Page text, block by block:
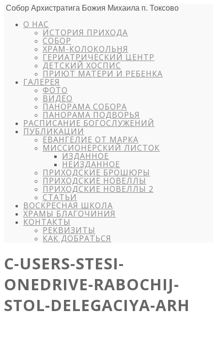
Собор Архистратига Божия Михаила п. Токсово
О НАС
ИСТОРИЯ ПРИХОДА
СОБОР
ХРАМ-КОЛОКОЛЬНЯ
ГЕРИАТРИЧЕСКИЙ ЦЕНТР
ДЕТСКИЙ ХОСПИС
ПРИЮТ МАТЕРИ И РЕБЕНКА
ГАЛЕРЕЯ
ФОТО
ВИДЕО
ПАНОРАМА СОБОРА
ПАНОРАМА ПОДВОРЬЯ
РАСПИСАНИЕ БОГОСЛУЖЕНИЙ
ПУБЛИКАЦИИ
ЕВАНГЕЛИЕ ОТ МАРКА
МИССИОНЕРСКИЙ ЛИСТОК
ИЗДАННОЕ
НЕИЗДАННОЕ
ПРИХОДСКИЕ БРОШЮРЫ
ПРИХОДСКИЕ НОВЕЛЛЫ
ПРИХОДСКИЕ НОВЕЛЛЫ 2
СТАТЬИ
ВОСКРЕСНАЯ ШКОЛА
ХРАМЫ БЛАГОЧИНИЯ
КОНТАКТЫ
РЕКВИЗИТЫ
КАК ДОБРАТЬСЯ
C-USERS-STESI-
ONEDRIVE-RABOCHIJ-
STOL-DELEGACIYA-ARH